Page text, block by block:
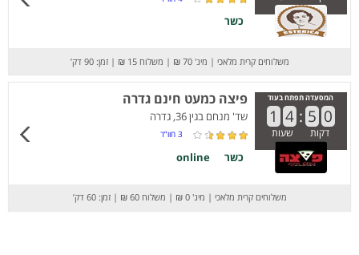
כשר
משלוחים קרית מלאכי | מינ' 70 ₪ | משלוח 15 ₪ | זמן: 90 דק’
המסעדה תפתח בעוד
1 4 : 5 0
דקות שעות
פיצה כמעט חינם גדרה
שד' מנחם בגין 36, גדרה
3 חוו”ד
כשר online
משלוחים קרית מלאכי | מינ' 0 ₪ | משלוח 60 ₪ | זמן: 60 דק’